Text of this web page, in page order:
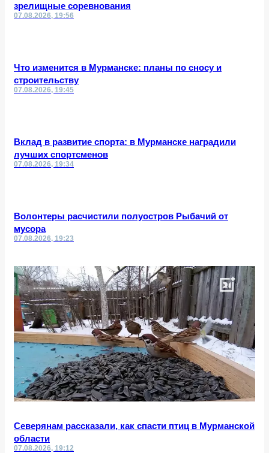
зрелищные соревнования
07.08.2026, 19:56
Что изменится в Мурманске: планы по сносу и
строительству
07.08.2026, 19:45
Вклад в развитие спорта: в Мурманске наградили
лучших спортсменов
07.08.2026, 19:34
Волонтеры расчистили полуостров Рыбачий от
мусора
07.08.2026, 19:23
Северянам рассказали, как спасти птиц в Мурманской
области
07.08.2026, 19:12